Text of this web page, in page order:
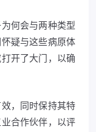
何会与两种类型
疑与这些病原体
开了大门，以确
，同时保持其特
合作伙伴，以评